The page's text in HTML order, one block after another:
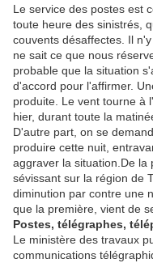
Le service des postes est
toute heure des sinistrés,
couvents désaffectes. Il
ne sait ce que nous
probable que la situation
d'accord pour l'affirmer.
produite. Le vent tourne à
hier, durant toute la
D'autre part, on se
produire cette nuit,
aggraver la situation.De la
sévissant sur la région de
diminution par contre une
que la première, vient de
Postes, télégraphes,
Le ministère des travaux
communications